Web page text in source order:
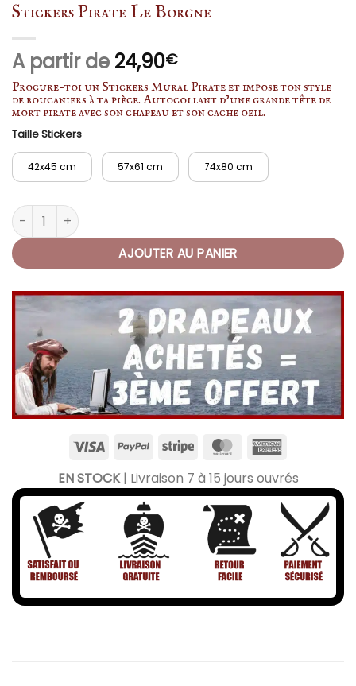
Stickers Pirate Le Borgne
A partir de 24,90€
Procure-toi un Stickers Mural Pirate et impose ton style
de boucaniers à ta pièce. Autocollant d’une grande tête de
mort pirate avec son chapeau et son cache oeil.
Taille Stickers
42x45 cm 57x61 cm 74x80 cm
quantité de Stickers Pirate Le Borgne
AJOUTER AU PANIER
EN STOCK| Livraison 7 à 15 jours ouvrés